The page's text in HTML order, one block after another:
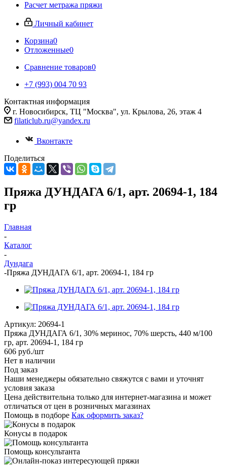
Расчет метража пряжи
Личный кабинет
Корзина0
Отложенные0
Сравнение товаров0
+7 (993) 004 70 93
Контактная информация
г. Новосибирск, ТЦ "Москва", ул. Крылова, 26, этаж 4
filaticlub.ru@yandex.ru
Вконтакте
Поделиться
Пряжа ДУНДАГА 6/1, арт. 20694-1, 184
гр
Главная
-
Каталог
-
Дундага
-Пряжа ДУНДАГА 6/1, арт. 20694-1, 184 гр
Артикул: 20694-1
Пряжа ДУНДАГА 6/1, 30% меринос, 70% шерсть, 440 м/100
гр, арт. 20694-1, 184 гр
606 руб./шт
Нет в наличии
Под заказ
Наши менеджеры обязательно свяжутся с вами и уточнят
условия заказа
Цена действительна только для интернет-магазина и может
отличаться от цен в розничных магазинах
Помощь в подборе Как оформить заказ?
Конусы в подарок
Помощь консультанта